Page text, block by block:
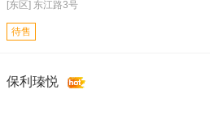
[东区] 东江路3号
待售
保利瑧悦